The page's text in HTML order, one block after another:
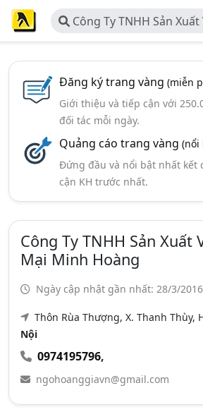
Công Ty TNHH Sản Xuất
Thương Mại Minh Hoàng
Đăng ký trang vàng (miễn
Giới thiệu và tiếp cận với
đối tác mỗi ngày.
Quảng cáo trang vàng (nổi
Đứng đầu và nổi bật nhất kết
cận KH trước nhất.
Công Ty TNHH Sản Xuất
Mại Minh Hoàng
Ngày cập nhật gần nhất: 28/3/2016
Thôn Rùa Thượng, X. Thanh Thùy,
Nội
0974195796,
ngohoanggiavn@gmail.com